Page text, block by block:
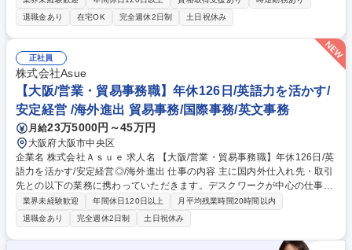
運営 ※特に注力いただく分野 ■総務（会議体運営、規程管理、組織戦略、
業務改革など） -株主総会、取締役会、経営会議等の特に重要な会議体の
計画的かつ円滑な運営／-会社のルールである規程の策定、定期的維持メ
ンテなど -事業方針・計画に沿った中長期的イノベーション視点での全社
組織戦略の策定／ -将来のDX活動への広がりも視野に入れた業務改革活動
の企画と運営 ■その他（オフィス管理/管財、社内外コミュニケーションツ
ールの企画・運営等） 募集職種 【東京本社】総務担当（主にBCP活動推
進）／日本製鉄グループ
退職金あり
在宅OK 完全週休2日制 土日祝休み
正社員
株式会社Asue
【大阪/営業・貿易事務職】年休126日/英語力を活かす/
安定経営 /海外進出 貿易事務/国際事務/英文事務
月給23万5000円～45万円
大阪府大阪市中央区
企業名 株式会社Ａｓｕｅ 求人名 【大阪/営業・貿易事務職】年休126日/英
語力を活かす/安定経営◎/海外進出 仕事の内容 主に国内外仕入れ先・取引
先との以下の業務に携わっていただきます。デスクワークが中心の仕事を
お任せする予定ですが社外の得意先・仕入れ先との電話やメールでのやり
とりもあり社内での職掌は営業職になります ・受発注業務 ・納期管理 ・
出荷書類等の作成、送付 ・社内計上業務 ・得意先、仕入れ先各社との連
絡対応 ・他、書類作成等の営業サポート業務 【入社後】デスクワークを
業界未経験歓迎 年間休日120日以上
月平均残業時間20時間以内
退職金あり
完全週休2日制 土日祝休み